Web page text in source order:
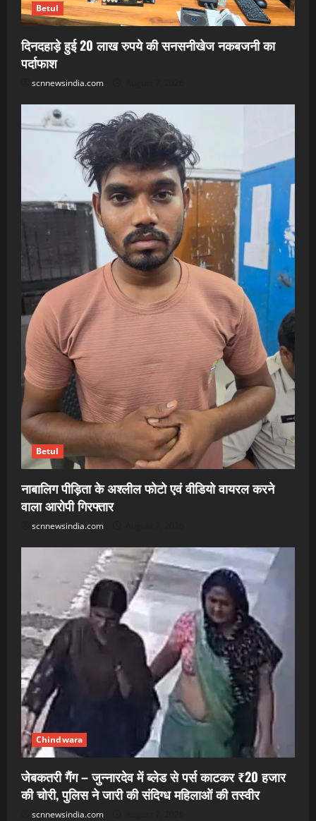
Betul
दिनदहाड़े हुई 20 लाख रुपये की सनसनीखेज नकबजनी का
पर्दाफाश
scnnewsindia.com
Betul
नाबालिग पीड़िता के अश्लील फोटो एवं वीडियो वायरल करने
वाला आरोपी गिरफ्तार
scnnewsindia.com
Chindwara
जेबकतरी गैंग – जुन्नारदेव में ब्लेड से पर्स काटकर ₹20 हजार
की चोरी, पुलिस ने जारी की संदिग्ध महिलाओं की तस्वीर
scnnewsindia.com